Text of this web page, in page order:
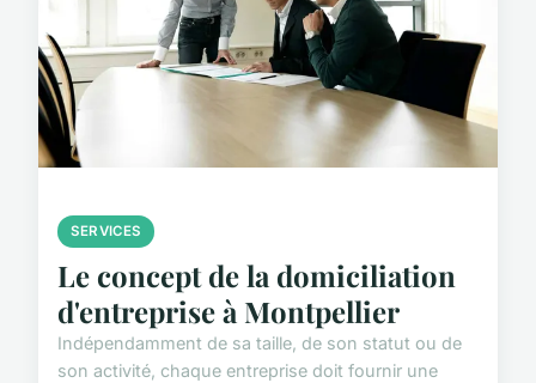
SERVICES
Le concept de la domiciliation
d'entreprise à Montpellier
Indépendamment de sa taille, de son statut ou de
son activité, chaque entreprise doit fournir une